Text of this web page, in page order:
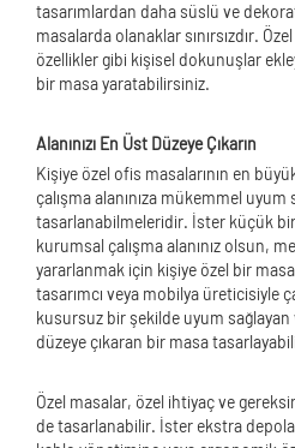
tasarımlardan daha süslü ve
masalarda olanaklar sınırsızdır.
özellikler gibi kişisel dokunuşlar
bir masa yaratabilirsiniz.
Alanınızı En Üst Düzeye Çıkarın
Kişiye özel ofis masalarının en
çalışma alanınıza mükemmel
tasarlanabilmeleridir. İster küçük
kurumsal çalışma alanınız olsun,
yararlanmak için kişiye özel bir
tasarımcı veya mobilya üreticisiyle
kusursuz bir şekilde uyum sağlayan
düzeye çıkaran bir masa
Özel masalar, özel ihtiyaç ve
de tasarlanabilir. İster ekstra